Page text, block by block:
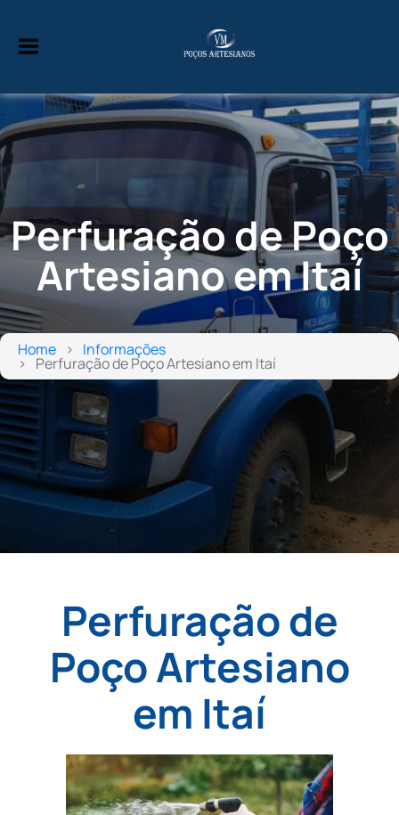
Perfuração de Poço
Artesiano em Itaí
Home Informações
Perfuração de Poço Artesiano em Itaí
Perfuração de
Poço Artesiano
em Itaí